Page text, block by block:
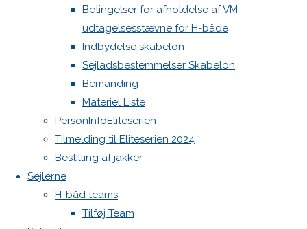
Betingelser for afholdelse af VM-
udtagelsesstævne for H-både
Indbydelse skabelon
Sejladsbestemmelser Skabelon
Bemanding
Materiel Liste
PersonInfoEliteserien
Tilmelding til Eliteserien 2024
Bestilling af jakker
Sejlerne
H-båd teams
Tilføj Team
felter er
markeret
med
*
Comment
Name*